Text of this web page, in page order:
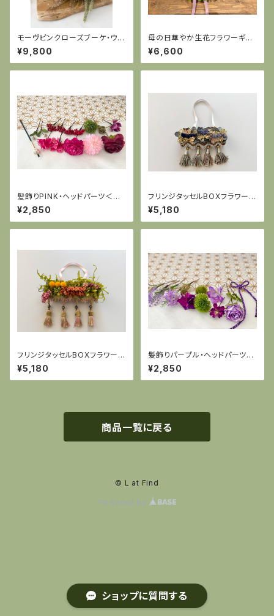
ショップに質問する
モーヴピンクローズブーケ・ウェ
ディングブーケ・結婚式・前撮り
¥9,800
母の日華やか生花フラワーギフ
ト＜Mサイズ 約25cm×約27c
m＞5/5まで
¥6,600
髪飾りPINK・ヘッドパーツ＜和
装、洋装、ドレス、卒業式、結婚
式、など＞
¥2,850
フリンジタッセルBOXフラワー＜
Bブルー＞ プリザーブドフラワ
ー・母の日・プレゼント
¥5,180
フリンジタッセルBOXフラワー＜
Eグリーンオレンジ＞ プリザー
ブドフラワー・母の日・プレゼン
ト
¥5,180
髪飾りパープル・ヘッドパーツ＜
和装、洋装、ドレス、卒業式、結婚
式、など＞
¥2,850
商品一覧に戻る
© L at Find
Powered by